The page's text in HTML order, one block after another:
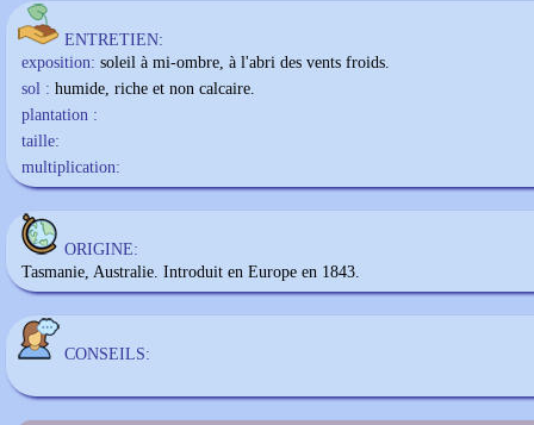
ENTRETIEN:
exposition: soleil à mi-ombre, à l'abri des vents froids.
sol : humide, riche et non calcaire.
plantation :
taille:
multiplication:
ORIGINE:
Tasmanie, Australie. Introduit en Europe en 1843.
CONSEILS: